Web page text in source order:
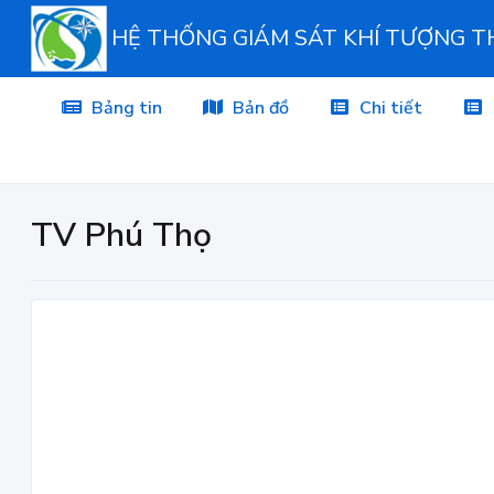
HỆ THỐNG GIÁM SÁT KHÍ TƯỢNG
Bảng tin Bản đồ Chi tiết
TV Phú Thọ